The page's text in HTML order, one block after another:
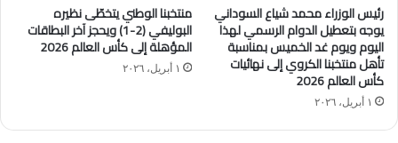
رئيس الوزراء محمد شياع السوداني
يوجه بتعطيل الدوام الرسمي لهذا
اليوم ويوم غد الخميس بمناسبة
تأهل منتخبنا الكروي إلى نهائيات
كأس العالم 2026
١ أبريل، ٢٠٢٦
منتخبنا الوطني يتخطّى نظيره
البوليفي (2-1) ويحجز آخر البطاقات
المؤهلة إلى كأس العالم 2026
١ أبريل، ٢٠٢٦